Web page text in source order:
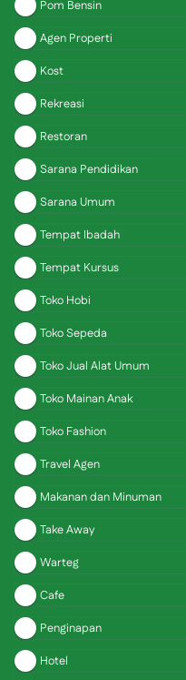
Pom Bensin
Agen Properti
Kost
Rekreasi
Restoran
Sarana Pendidikan
Sarana Umum
Tempat Ibadah
Tempat Kursus
Toko Hobi
Toko Sepeda
Toko Jual Alat Umum
Toko Mainan Anak
Toko Fashion
Travel Agen
Makanan dan Minuman
Take Away
Warteg
Cafe
Penginapan
Hotel